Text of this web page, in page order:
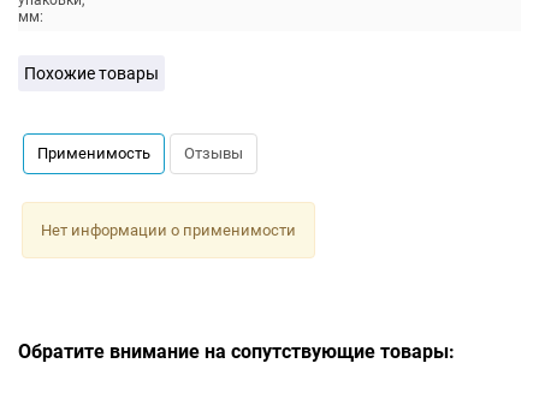
мм:
Похожие товары
Применимость Отзывы
Нет информации о применимости
Обратите внимание на сопутствующие товары: